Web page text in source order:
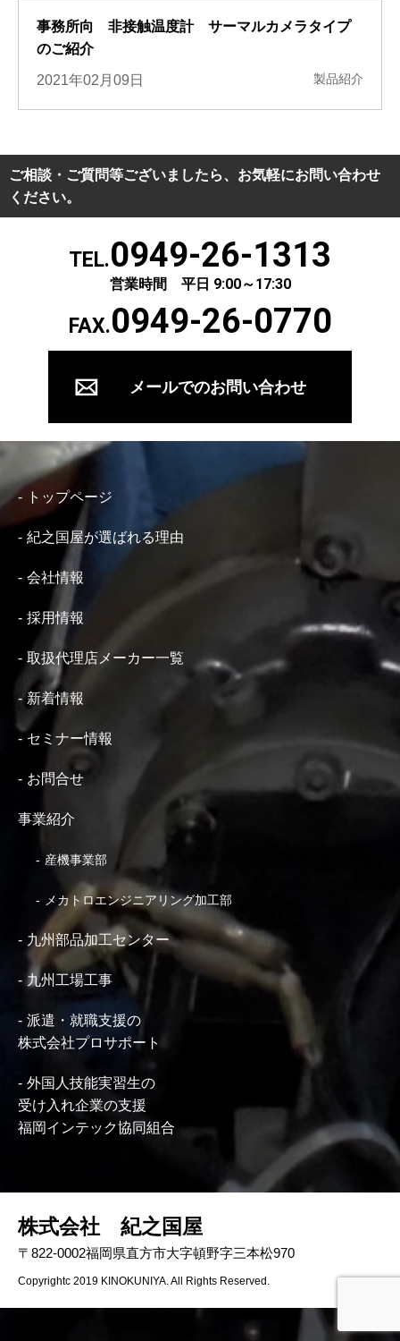
事務所向 非接触温度計 サーマルカメラタイプ
のご紹介
2021年02月09日 製品紹介
ご相談・ご質問等ございましたら、お気軽にお問い合わせ
ください。
TEL.0949-26-1313
営業時間 平日 9:00～17:30
FAX.0949-26-0770
メールでのお問い合わせ
トップページ
紀之国屋が選ばれる理由
会社情報
採用情報
取扱代理店メーカー一覧
新着情報
セミナー情報
お問合せ
事業紹介
産機事業部
メカトロエンジニアリング加工部
九州部品加工センター
九州工場工事
派遣・就職支援の
株式会社プロサポート
外国人技能実習生の
受け入れ企業の支援
福岡インテック協同組合
株式会社 紀之国屋
〒822-0002福岡県直方市大字頓野字三本松970
Copyrightc 2019 KINOKUNIYA. All Rights Reserved.